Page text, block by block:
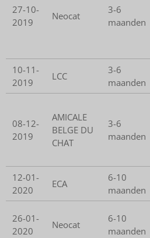
27-10-
2019
Neocat
3-6
maanden
10-11-
2019
LCC
3-6
maanden
08-12-
2019
AMICALE
BELGE DU
CHAT
3-6
maanden
12-01-
2020
ECA
6-10
maanden
26-01-
2020
Neocat
6-10
maanden